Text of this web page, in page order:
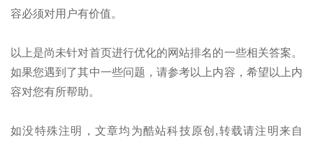
容必须对用户有价值。
以上是尚未针对首页进行优化的网站排名的一些相关答案。
如果您遇到了其中一些问题，请参考以上内容，希望以上内
容对您有所帮助。
如没特殊注明，文章均为酷站科技原创,转载请注明来自